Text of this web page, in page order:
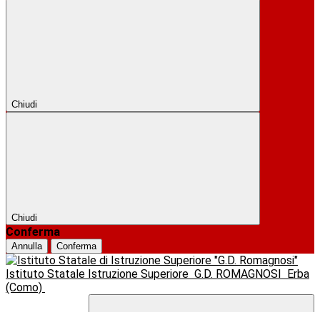
Chiudi
Chiudi
Conferma
Annulla Conferma
Istituto Statale Istruzione Superiore G.D. ROMAGNOSI
Erba
(Como)